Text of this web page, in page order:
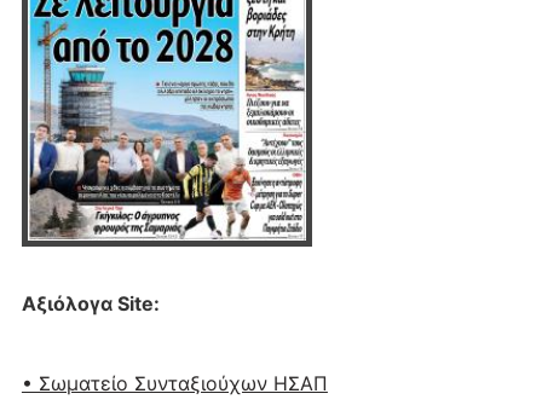
Αξιόλογα Site:
• Σωματείο Συνταξιούχων ΗΣΑΠ